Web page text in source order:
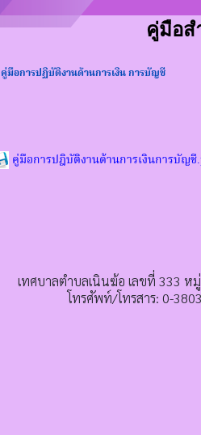
คู่มือส
คู่มือการปฏิบัติงานด้านการเงิน การบัญชี
คู่มือการปฎิบัติงานด้านการเงินการบัญชี
เทศบาลตำบลเนินฆ้อ เลขที่ 333 ห
โทรศัพท์/โทรสาร: 0-